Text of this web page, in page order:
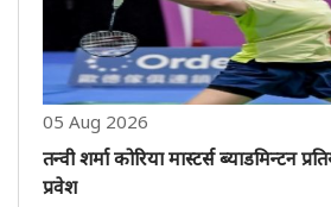
05 Aug 2026
तन्वी शर्मा कोरिया मास्टर्स ब्याडमिन्टन
प्रवेश